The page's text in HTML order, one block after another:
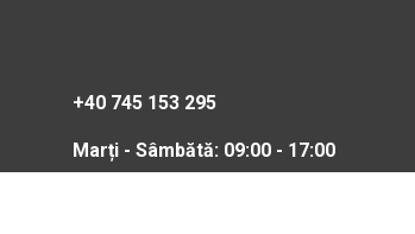
+40 745 153 295
Marți - Sâmbătă: 09:00 - 17:00